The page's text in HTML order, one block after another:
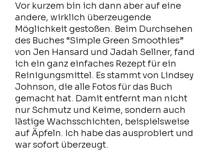
Vor kurzem bin ich dann aber auf eine
andere, wirklich überzeugende
Möglichkeit gestoßen. Beim Durchsehen
des Buches “Simple Green Smoothies”
von Jen Hansard und Jadah Sellner, fand
ich ein ganz einfaches Rezept für ein
Reinigungsmittel. Es stammt von Lindsey
Johnson, die alle Fotos für das Buch
gemacht hat. Damit entfernt man nicht
nur Schmutz und Keime, sondern auch
lästige Wachsschichten, beispielsweise
auf Äpfeln. Ich habe das ausprobiert und
war sofort überzeugt.